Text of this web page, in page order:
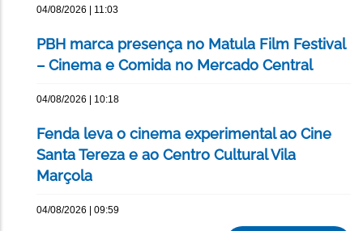
04/08/2026 | 11:03
PBH marca presença no Matula Film Festival
– Cinema e Comida no Mercado Central
04/08/2026 | 10:18
Fenda leva o cinema experimental ao Cine
Santa Tereza e ao Centro Cultural Vila
Marçola
04/08/2026 | 09:59